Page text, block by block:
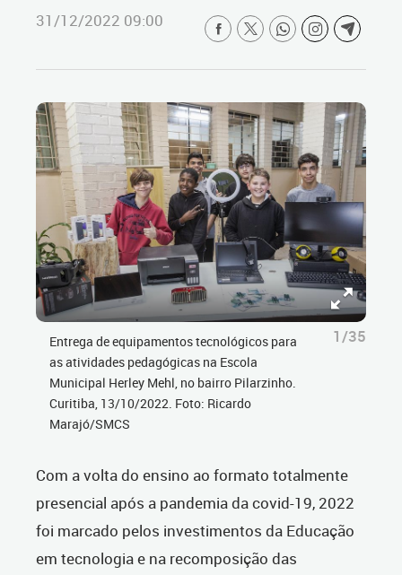
31/12/2022 09:00
Entrega de equipamentos tecnológicos para
as atividades pedagógicas na Escola
Municipal Herley Mehl, no bairro Pilarzinho.
Curitiba, 13/10/2022. Foto: Ricardo
Marajó/SMCS
1/35
Com a volta do ensino ao formato totalmente
presencial após a pandemia da covid-19, 2022
foi marcado pelos investimentos da Educação
em tecnologia e na recomposição das